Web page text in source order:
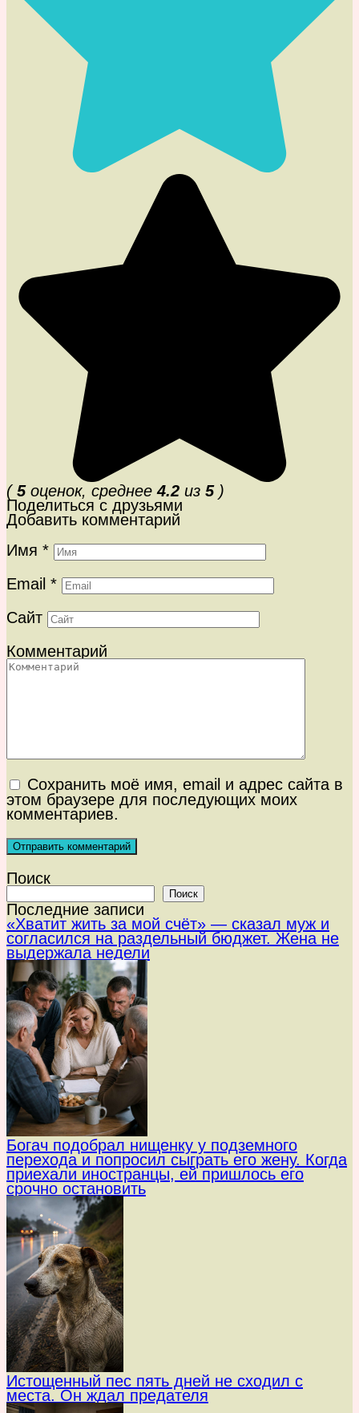
( 5оценок, среднее4.2 из 5)
Поделиться с друзьями
Добавить комментарий
Имя *
Email *
Сайт
Комментарий
Сохранить моё имя, email и адрес сайта в
этом браузере для последующих моих
комментариев.
Поиск
Поиск
Последние записи
«Хватит жить за мой счёт» — сказал муж и
согласился на раздельный бюджет. Жена не
выдержала недели
Богач подобрал нищенку у подземного
перехода и попросил сыграть его жену. Когда
приехали иностранцы, ей пришлось его
срочно остановить
Истощенный пес пять дней не сходил с
места. Он ждал предателя